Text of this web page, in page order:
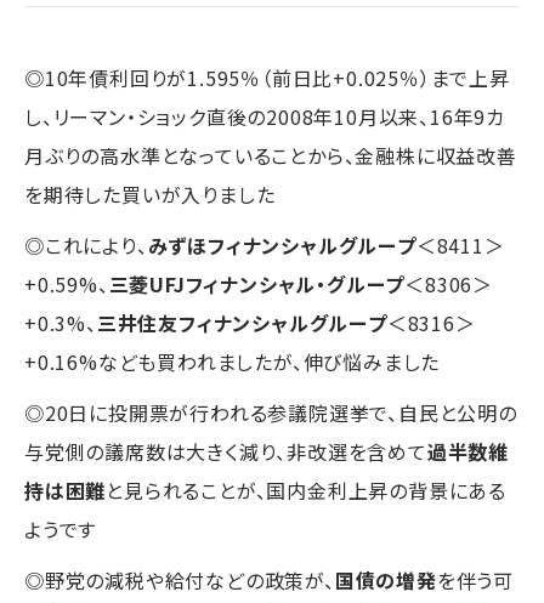
◎10年債利回りが1.595％（前日比+0.025％）まで上昇
し、リーマン・ショック直後の2008年10月以来、16年9カ
月ぶりの高水準となっていることから、金融株に収益改善
を期待した買いが入りました
◎これにより、みずほフィナンシャルグループ＜8411＞
+0.59%、三菱UFJフィナンシャル・グループ＜8306＞
+0.3%、三井住友フィナンシャルグループ＜8316＞
+0.16%なども買われましたが、伸び悩みました
◎20日に投開票が行われる参議院選挙で、自民と公明の
与党側の議席数は大きく減り、非改選を含めて過半数維
持は困難と見られることが、国内金利上昇の背景にある
ようです
◎野党の減税や給付などの政策が、国債の増発を伴う可